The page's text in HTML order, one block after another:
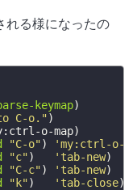
れる様になったの
keymap)
C-o.")
o-map)
"C-o")
'my:ctrl-o-
"c") 'tab-new)
"C-c") 'tab-new)
"k") 'tab-close)